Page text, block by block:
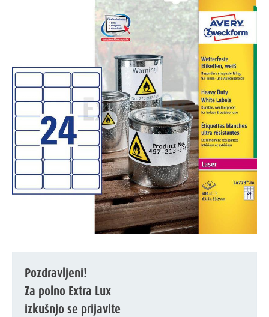
Pozdravljeni!
Za polno Extra Lux
izkušnjo se prijavite